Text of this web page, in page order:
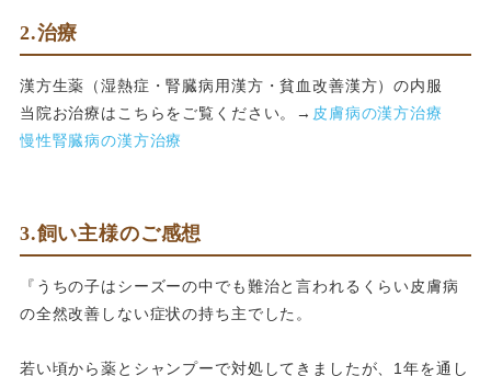
2.治療
漢方生薬（湿熱症・腎臓病用漢方・貧血改善漢方）の内服
当院お治療はこちらをご覧ください。→ 皮膚病の漢方治療
慢性腎臓病の漢方治療
3.飼い主様のご感想
『 うちの子はシーズーの中でも難治と言われるくらい皮膚病
の全然改善しない症状の持ち主でした。
若い頃から薬とシャンプーで対処してきましたが、 1年を通し